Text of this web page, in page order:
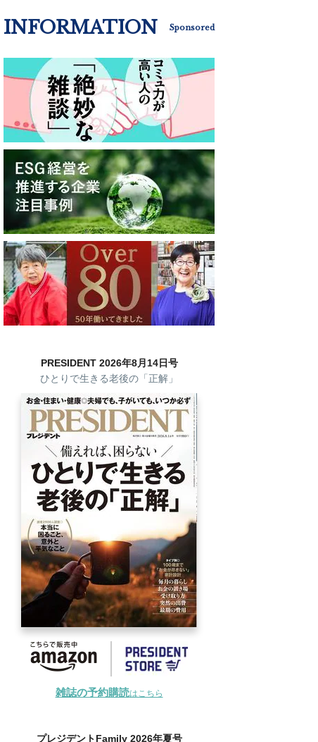
INFORMATION Sponsored
PRESIDENT 2026年8月14日号
ひとりで生きる老後の「正解」
雑誌の予約購読はこちら
プレジデントFamily 2026年夏号